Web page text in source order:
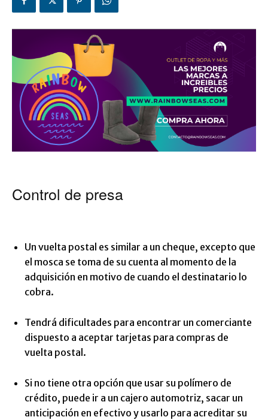
Control de presa
Un vuelta postal es similar a un cheque, excepto que
el mosca se toma de su cuenta al momento de la
adquisición en motivo de cuando el destinatario lo
cobra.
Tendrá dificultades para encontrar un comerciante
dispuesto a aceptar tarjetas para compras de
vuelta postal.
Si no tiene otra opción que usar su polímero de
crédito, puede ir a un cajero automotriz, sacar un
anticipación en efectivo y usarlo para acreditar su